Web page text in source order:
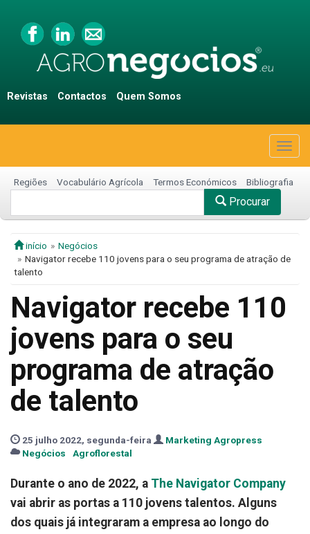
Revistas Contactos Quem Somos
Regiões Vocabulário Agrícola Termos Económicos Bibliografia
Procurar
início
Negócios
Navigator recebe 110 jovens para o seu programa de atração de
talento
Navigator recebe 110
jovens para o seu
programa de atração
de talento
25 julho 2022, segunda-feira
Marketing Agropress
Negócios
Agroflorestal
Durante o ano de 2022, a The Navigator Company
vai abrir as portas a 110 jovens talentos. Alguns
dos quais já integraram a empresa ao longo do